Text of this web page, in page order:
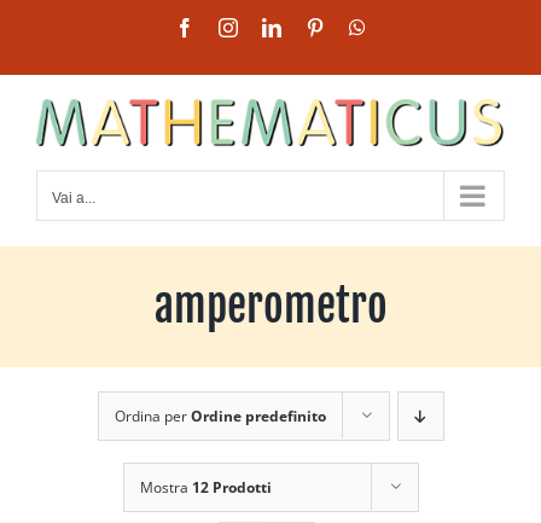
contenuto
FacebookInstagramLinkedInPinterest
Vai a...
amperometro
Ordina perOrdine predefinito
Mostra 12 Prodotti